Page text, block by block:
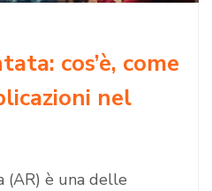
cos’è, come
nel
(AR) è una delle